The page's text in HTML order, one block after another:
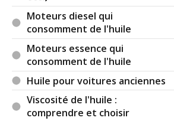
l'obligation de cliquer une fois
pub, ah ah. Mince la cupidité est
m'atteindre ...
Intéressant cette histoire de
logique puisque c'est lié au
pièces mobiles épousent
les entourent alors il y a moins
percussions, et donc moins de
Moteurs diesel qui
consomment de l'huile
Moteurs essence qui
consomment de l'huile
Huile pour voitures anciennes
Viscosité de l'huile :
comprendre et choisir